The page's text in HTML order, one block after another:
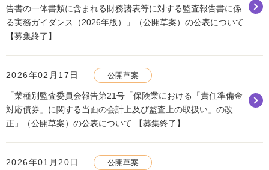
告書の一体書類に含まれる財務諸表等に対する監査報告書に係
る実務ガイダンス（2026年版）」（公開草案）の公表について
【募集終了】
2026年02月17日 公開草案
「業種別監査委員会報告第21号「保険業における「責任準備金
対応債券」に関する当面の会計上及び監査上の取扱い」の改
正」（公開草案）の公表について 【募集終了】
2026年01月20日 公開草案